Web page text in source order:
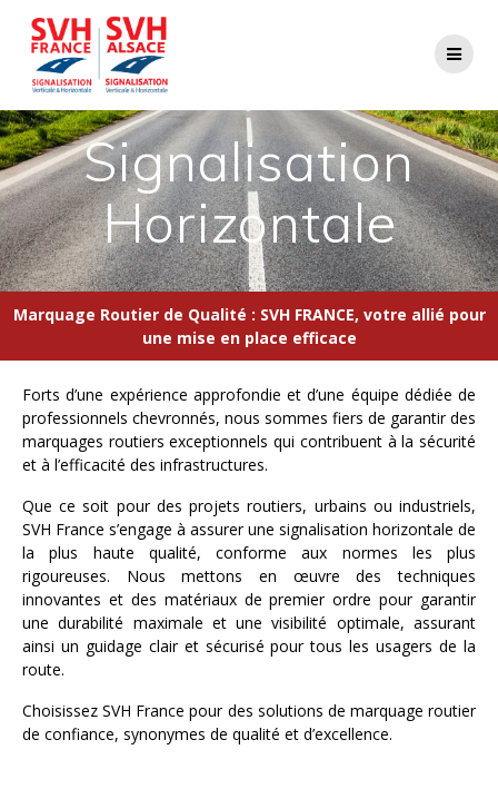
Signalisation
Horizontale
Marquage Routier de Qualité : SVH FRANCE, votre allié pour
une mise en place efficace
Forts d’une expérience approfondie et d’une équipe dédiée de
professionnels chevronnés, nous sommes fiers de garantir des
marquages routiers exceptionnels qui contribuent à la sécurité
et à l’efficacité des infrastructures.
Que ce soit pour des projets routiers, urbains ou industriels,
SVH France s’engage à assurer une signalisation horizontale de
la plus haute qualité, conforme aux normes les plus
rigoureuses. Nous mettons en œuvre des techniques
innovantes et des matériaux de premier ordre pour garantir
une durabilité maximale et une visibilité optimale, assurant
ainsi un guidage clair et sécurisé pour tous les usagers de la
route.
Choisissez SVH France pour des solutions de marquage routier
de confiance, synonymes de qualité et d’excellence.